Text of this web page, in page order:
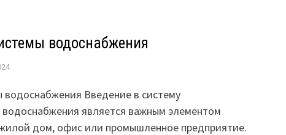
водоснабжения
Введение в систему
является важным элементом
дом, офис или промышленное предприятие.